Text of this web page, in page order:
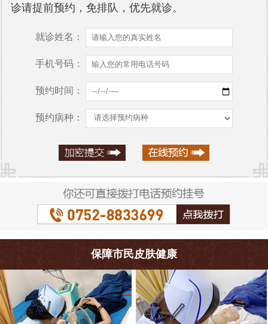
诊请提前预约，免排队，优先就诊。
就诊姓名：
手机号码：
预约时间：
预约病种：
保障市民皮肤健康